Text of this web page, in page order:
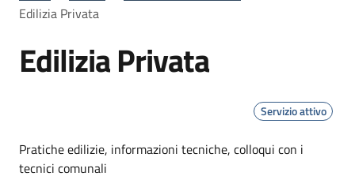
Edilizia Privata
Edilizia Privata
Servizio attivo
Dettagli
Pratiche edilizie, informazioni tecniche, colloqui con i
tecnici comunali